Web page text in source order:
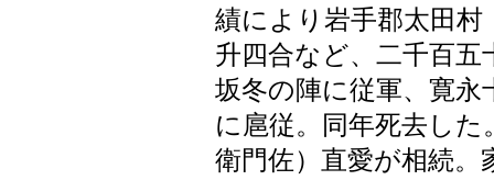
績により岩手郡太田村
升四合など、二千百五
坂冬の陣に従軍、寛永
に扈従。同年死去し
衛門佐）直愛が相続。